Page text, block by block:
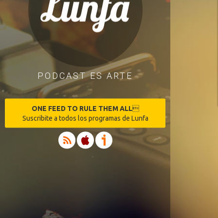
PODCAST ES ARTE
ONE FEED TO RULE THEM ALL 
Suscribite a todos los programas de Lunfa